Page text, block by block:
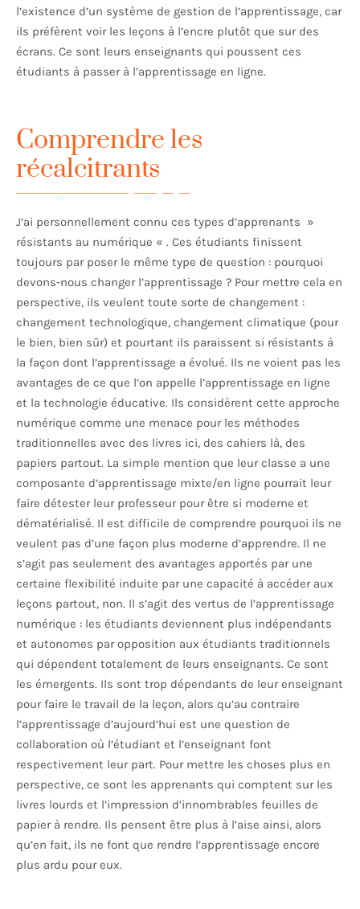
l’existence d’un système de gestion de l’apprentissage, car
ils préfèrent voir les leçons à l’encre plutôt que sur des
écrans. Ce sont leurs enseignants qui poussent ces
étudiants à passer à l’apprentissage en ligne.
Comprendre les
récalcitrants
J’ai personnellement connu ces types d’apprenants »
résistants au numérique « . Ces étudiants finissent
toujours par poser le même type de question : pourquoi
devons-nous changer l’apprentissage ? Pour mettre cela en
perspective, ils veulent toute sorte de changement :
changement technologique, changement climatique (pour
le bien, bien sûr) et pourtant ils paraissent si résistants à
la façon dont l’apprentissage a évolué. Ils ne voient pas les
avantages de ce que l’on appelle l’apprentissage en ligne
et la technologie éducative. Ils considèrent cette approche
numérique comme une menace pour les méthodes
traditionnelles avec des livres ici, des cahiers là, des
papiers partout. La simple mention que leur classe a une
composante d’apprentissage mixte/en ligne pourrait leur
faire détester leur professeur pour être si moderne et
dématérialisé. Il est difficile de comprendre pourquoi ils ne
veulent pas d’une façon plus moderne d’apprendre. Il ne
s’agit pas seulement des avantages apportés par une
certaine flexibilité induite par une capacité à accéder aux
leçons partout, non. Il s’agit des vertus de l’apprentissage
numérique : les étudiants deviennent plus indépendants
et autonomes par opposition aux étudiants traditionnels
qui dépendent totalement de leurs enseignants. Ce sont
les émergents. Ils sont trop dépendants de leur enseignant
pour faire le travail de la leçon, alors qu’au contraire
l’apprentissage d’aujourd’hui est une question de
collaboration où l’étudiant et l’enseignant font
respectivement leur part. Pour mettre les choses plus en
perspective, ce sont les apprenants qui comptent sur les
livres lourds et l’impression d’innombrables feuilles de
papier à rendre. Ils pensent être plus à l’aise ainsi, alors
qu’en fait, ils ne font que rendre l’apprentissage encore
plus ardu pour eux.